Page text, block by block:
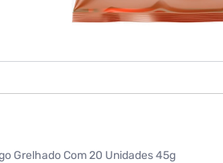
Grelhado Com 20 Unidades 45g